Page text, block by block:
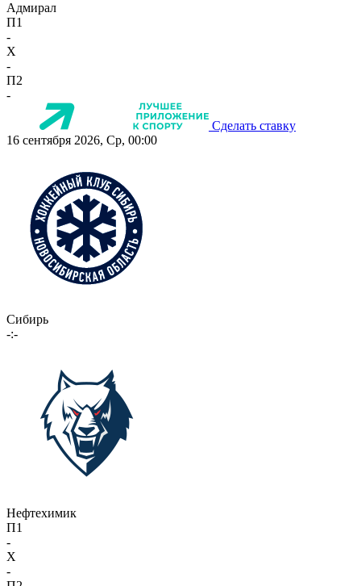
Адмирал
П1
-
X
-
П2
-
Сделать ставку
16 сентября 2026, Ср, 00:00
Сибирь
-:-
Нефтехимик
П1
-
X
-